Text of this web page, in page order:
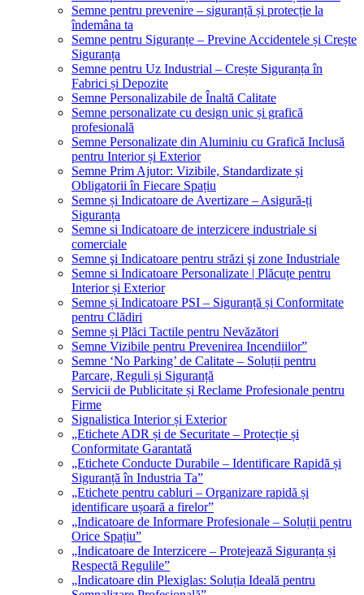
Semne pentru prevenire – siguranță și protecție la
îndemâna ta
Semne pentru Siguranțe – Previne Accidentele și Crește
Siguranța
Semne pentru Uz Industrial – Crește Siguranța în
Fabrici și Depozite
Semne Personalizabile de Înaltă Calitate
Semne personalizate cu design unic și grafică
profesională
Semne Personalizate din Aluminiu cu Grafică Inclusă
pentru Interior și Exterior
Semne Prim Ajutor: Vizibile, Standardizate și
Obligatorii în Fiecare Spațiu
Semne și Indicatoare de Avertizare – Asigură-ți
Siguranța
Semne si Indicatoare de interzicere industriale si
comerciale
Semne şi Indicatoare pentru străzi şi zone Industriale
Semne si Indicatoare Personalizate | Plăcuțe pentru
Interior și Exterior
Semne și Indicatoare PSI – Siguranță și Conformitate
pentru Clădiri
Semne și Plăci Tactile pentru Nevăzători
Semne Vizibile pentru Prevenirea Incendiilor”
Semne ‘No Parking’ de Calitate – Soluții pentru
Parcare, Reguli și Siguranță
Servicii de Publicitate și Reclame Profesionale pentru
Firme
Signalistica Interior și Exterior
„Etichete ADR și de Securitate – Protecție și
Conformitate Garantată
„Etichete Conducte Durabile – Identificare Rapidă și
Siguranță în Industria Ta”
„Etichete pentru cabluri – Organizare rapidă și
identificare ușoară a firelor”
„Indicatoare de Informare Profesionale – Soluții pentru
Orice Spațiu”
„Indicatoare de Interzicere – Protejează Siguranța și
Respectă Regulile”
„Indicatoare din Plexiglas: Soluția Ideală pentru